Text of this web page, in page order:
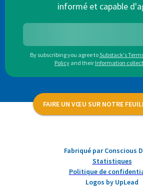
informé et capable
By subscribing you agree toSubstack's
Policy and their Information
FAIRE UN VŒU SUR NOTRE
Fabriqué par Conscious
Statistiques
Politique de
Logos by UpLead